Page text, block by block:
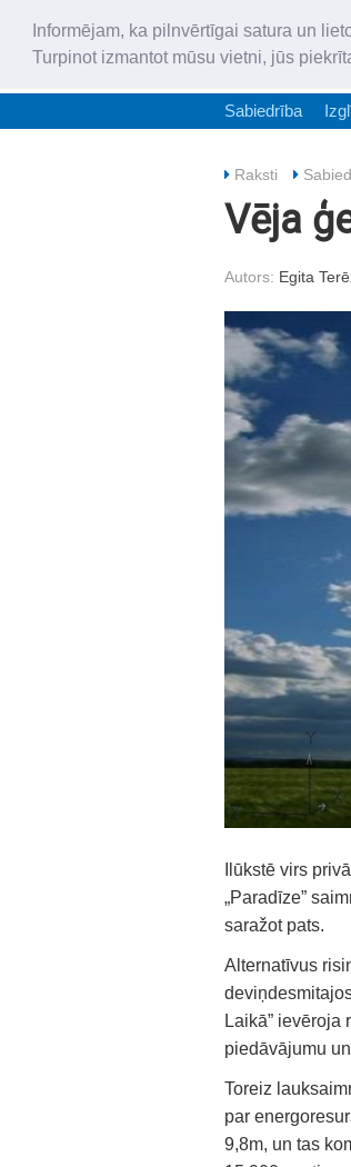
Informējam, ka pilnvērtīgai satura un
Turpinot izmantot mūsu vietni, jūs
Sabiedrība
Raksti
Vēja
Autors: Egita
Ilūkstē virs
„Paradīze”
saražot pats.
Alternatīvus
Laikā”
piedāvājumu
Toreiz
par
9,8m, un tas